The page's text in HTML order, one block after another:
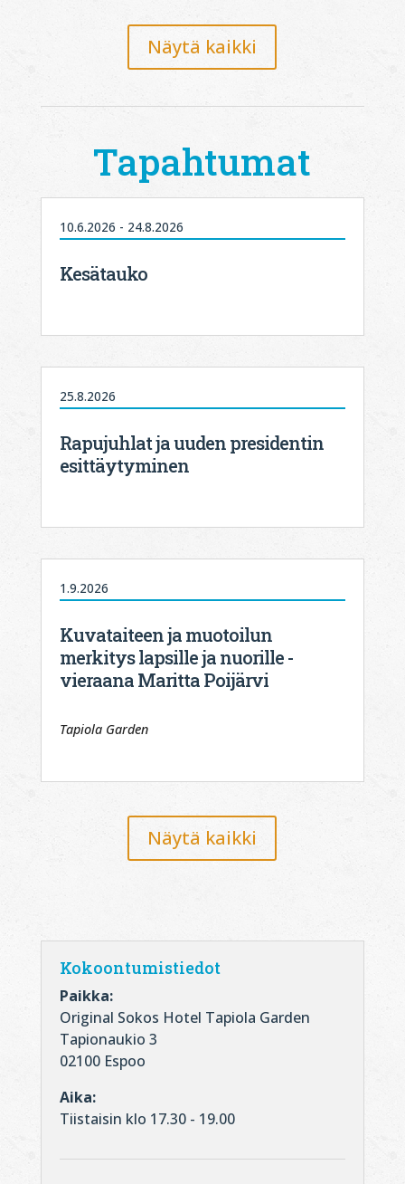
Näytä kaikki
Tapahtumat
10.6.2026 - 24.8.2026
Kesätauko
25.8.2026
Rapujuhlat ja uuden presidentin
esittäytyminen
1.9.2026
Kuvataiteen ja muotoilun
merkitys lapsille ja nuorille -
vieraana Maritta Poijärvi
Tapiola Garden
Näytä kaikki
Kokoontumistiedot
Paikka:
Original Sokos Hotel Tapiola Garden
Tapionaukio 3
02100 Espoo
Aika:
Tiistaisin klo 17.30 - 19.00